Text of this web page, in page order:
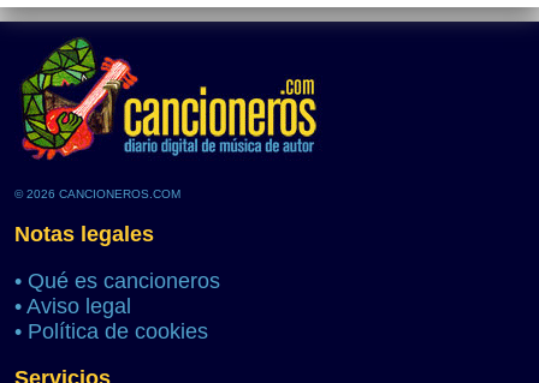
© 2026 CANCIONEROS.COM
Notas legales
• Qué es cancioneros
• Aviso legal
• Política de cookies
Servicios